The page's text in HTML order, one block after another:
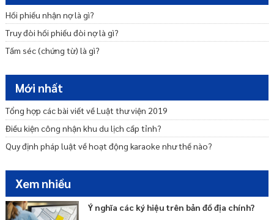
Đội thể thao quốc gia và đoàn thể thao quốc gia khác nhau ở đâu?
Phát triển thể thao thành tích cao là gì?
Quản lý, phối hợp hoạt động hợp tác quốc tế là gì?
nghiệp là gì?
Hối phiếu nhận nợ là gì?
Truy đòi hối phiếu đòi nợ là gì?
Tấm séc (chứng từ) là gì?
Mới nhất
Tổng hợp các bài viết về Luật thư viện 2019
Điều kiện công nhận khu du lịch cấp tỉnh?
Quy định pháp luật về hoạt động karaoke như thế nào?
Xem nhiều
Ý nghĩa các ký hiệu trên bản đồ địa chính?